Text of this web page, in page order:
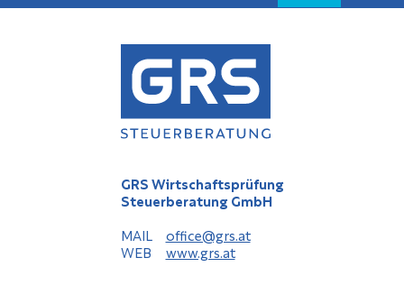
GRS Wirtschaftsprüfung
Steuerberatung GmbH
MAIL
office@grs.at
WEB www.grs.at